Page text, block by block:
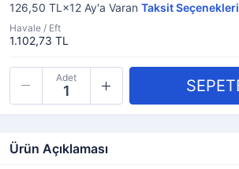
126,50 TL×12 Ay'a Varan Taksit Seçenekleri
Havale / Eft
1.102,73 TL
Adet
Ürün Açıklaması